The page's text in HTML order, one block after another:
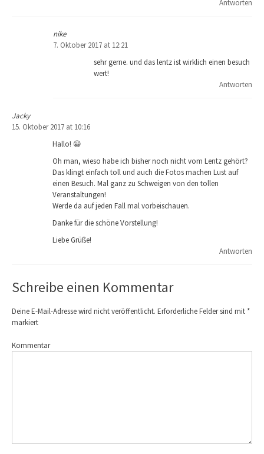
Antworten
nike
7. Oktober 2017 at 12:21
sehr gerne. und das lentz ist wirklich einen besuch
wert!
Antworten
Jacky
15. Oktober 2017 at 10:16
Hallo! 😀
Oh man, wieso habe ich bisher noch nicht vom Lentz gehört?
Das klingt einfach toll und auch die Fotos machen Lust auf
einen Besuch. Mal ganz zu Schweigen von den tollen
Veranstaltungen!
Werde da auf jeden Fall mal vorbeischauen.
Danke für die schöne Vorstellung!
Liebe Grüße!
Antworten
Schreibe einen Kommentar
Deine E-Mail-Adresse wird nicht veröffentlicht. Erforderliche Felder sind mit *
markiert
Kommentar